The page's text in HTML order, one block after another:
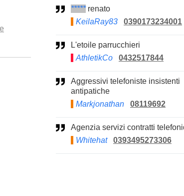
*****renato
KeilaRay83
0390173234001
L'etoile parrucchieri
AthletikCo
0432517844
Aggressivi telefoniste insistenti
antipatiche
Markjonathan
08119692
Agenzia servizi contratti
Whitehat
0393495273306